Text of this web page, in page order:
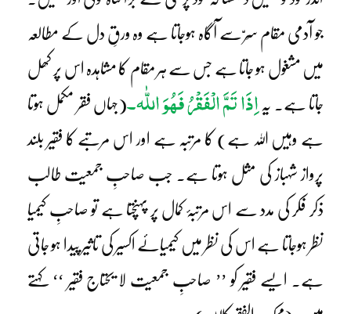
جو آدمی مقام سِرّ سے آگاہ ہوجاتا ہے وہ ورقِ دل کے مطالعہ
میں مشغول ہو جاتا ہے جس سے ہر مقام کا مشاہدہ اس پر کھل
جاتا ہے۔ یہ اِذَا تَمَّ الْفَقْرُ فَھُوَ اللّٰہ۔(جہاں فقر مکمل ہوتا
ہے وہیں اللہ ہے) کا مرتبہ ہے اور اس مرتبے کا فقیر بلند
پرواز شہباز کی مثل ہوتا ہے۔ جب صاحبِ جمعیت طالب
ذکر فکر کی مدد سے اس مرتبۂ کمال پر پہنچتا ہے تو صاحبِ کیمیا
نظر ہوجاتا ہے اس کی نظر میں کیمیائے اکسیر کی تاثیر پیدا ہو جاتی
ہے۔ ایسے فقیر کو ’’ صاحبِ جمعیت لا یحتاج فقیر ‘‘ کہتے